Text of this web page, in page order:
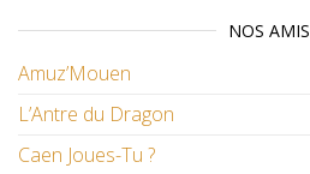
NOS AMIS
Amuz’Mouen
L’Antre du Dragon
Caen Joues-Tu ?